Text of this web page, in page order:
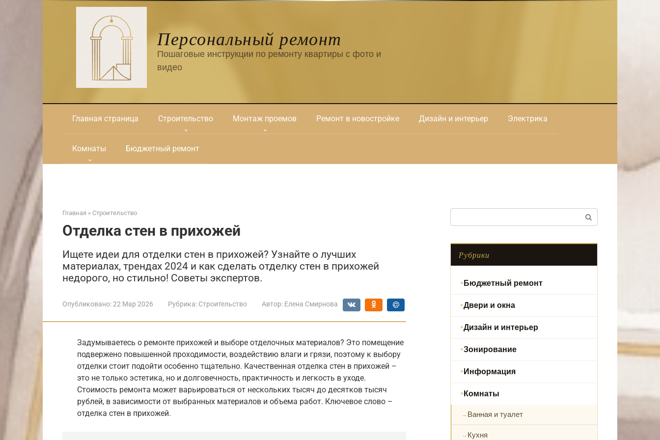
Персональный ремонт
Пошаговые инструкции по ремонту квартиры с фото и
видео
Главная страница Строительство Монтаж проемов Ремонт в новостройке Дизайн и интерьер Электрика
Комнаты Бюджетный ремонт
Главная » Строительство
Отделка стен в прихожей
Ищете идеи для отделки стен в прихожей? Узнайте о лучших
материалах, трендах 2024 и как сделать отделку стен в прихожей
недорого, но стильно! Советы экспертов.
Опубликовано:22 Мар 2026 Рубрика: Строительство Автор: Елена Смирнова
Задумываетесь о ремонте прихожей и выборе отделочных материалов? Это помещение
подвержено повышенной проходимости, воздействию влаги и грязи, поэтому к выбору
отделки стоит подойти особенно тщательно. Качественная отделка стен в прихожей –
это не только эстетика, но и долговечность, практичность и легкость в уходе.
Стоимость ремонта может варьироваться от нескольких тысяч до десятков тысяч
рублей, в зависимости от выбранных материалов и объема работ. Ключевое слово –
отделка стен в прихожей.
Рубрики
Бюджетный ремонт
Двери и окна
Дизайн и интерьер
Зонирование
Информация
Комнаты
Ванная и туалет
Кухня